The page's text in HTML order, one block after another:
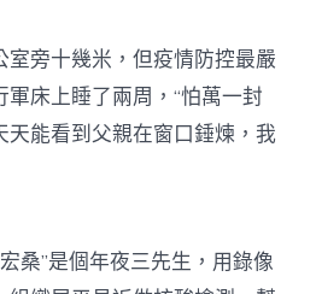
旁十幾米，但疫情防控最嚴
床上睡了兩周，“怕萬一封
能看到父親在窗口錘煉，我
”是個年夜三先生，用錄像